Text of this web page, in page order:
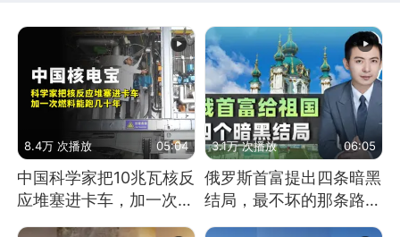
8.4万 次播放 05:04
中国科学家把10兆瓦核反
应堆塞进卡车，加一次燃
料能跑几十年
3.1万 次播放 06:05
俄罗斯首富提出四条暗黑
结局，最不坏的那条路是
通向东方